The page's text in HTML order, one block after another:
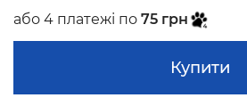
або 4 платежі по 75 грн
Купити